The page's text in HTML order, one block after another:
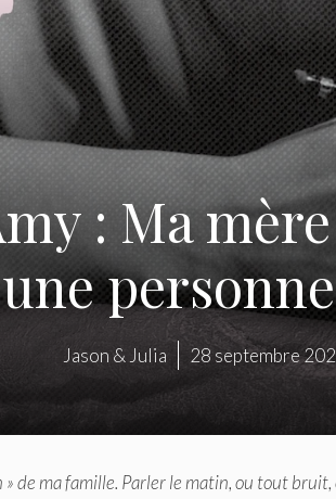
: Ma
Jason & Julia 28 septembre
» de ma famille. Parler le matin, ou tout